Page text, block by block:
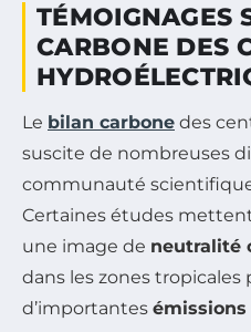
TÉMOIGNAGES
CARBONE DES
Le bilan carbone des
suscite de nombreuses
communauté
Certaines études
une image de neutralité
dans les zones
d’importantes